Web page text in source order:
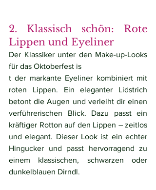
2. Klassisch schön: Rote
Lippen und Eyeliner
Der Klassiker unter den Make-up-Looks
für das Oktoberfest is
t der markante Eyeliner kombiniert mit
roten Lippen. Ein eleganter Lidstrich
betont die Augen und verleiht dir einen
verführerischen Blick. Dazu passt ein
kräftiger Rotton auf den Lippen – zeitlos
und elegant. Dieser Look ist ein echter
Hingucker und passt hervorragend zu
einem klassischen, schwarzen oder
dunkelblauen Dirndl.